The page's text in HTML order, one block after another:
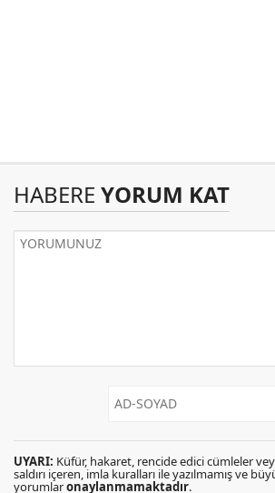
HABERE YORUM KAT
UYARI: Küfür, hakaret, rencide edici cümleler
saldırı içeren, imla kuralları ile yazılmamış ve
yorumlaronaylanmamaktadır.